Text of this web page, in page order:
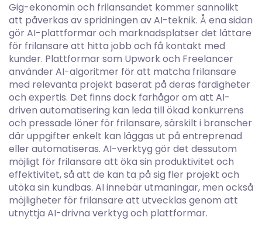
Gig-ekonomin och frilansandet kommer sannolikt
att påverkas av spridningen av AI-teknik. Å ena sidan
gör AI-plattformar och marknadsplatser det lättare
för frilansare att hitta jobb och få kontakt med
kunder. Plattformar som Upwork och Freelancer
använder AI-algoritmer för att matcha frilansare
med relevanta projekt baserat på deras färdigheter
och expertis. Det finns dock farhågor om att AI-
driven automatisering kan leda till ökad konkurrens
och pressade löner för frilansare, särskilt i branscher
där uppgifter enkelt kan läggas ut på entreprenad
eller automatiseras. AI-verktyg gör det dessutom
möjligt för frilansare att öka sin produktivitet och
effektivitet, så att de kan ta på sig fler projekt och
utöka sin kundbas. AI innebär utmaningar, men också
möjligheter för frilansare att utvecklas genom att
utnyttja AI-drivna verktyg och plattformar.